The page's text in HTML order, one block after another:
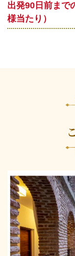
出発90日前まで
様当たり）